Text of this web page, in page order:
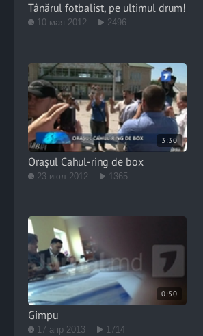
Tânărul fotbalist, pe ultimul drum!
10 мая 2012 2496
3:30
Oraşul Cahul-ring de box
23 июл 2012 1365
0:50
Gimpu
17 апр 2013 1714